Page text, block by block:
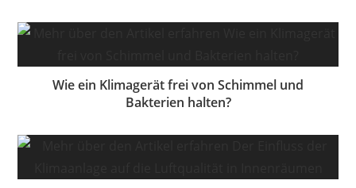
Wie ein Klimagerät frei von Schimmel und
Bakterien halten?